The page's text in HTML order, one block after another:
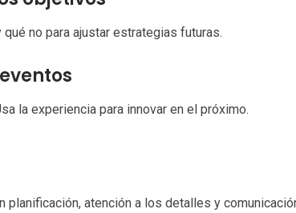
no para ajustar estrategias futuras.
la experiencia para innovar en el próximo.
atención a los detalles y